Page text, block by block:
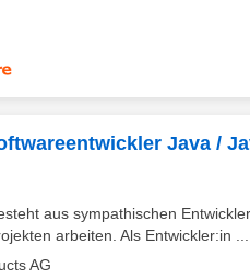
Java /
aus sympathischen
arbeiten. Als Entwickler:in ...
AG